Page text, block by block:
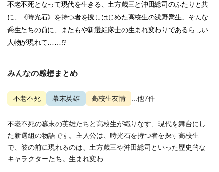
不老不死となって現代を生きる、土方歳三と沖田総司のふたりと共
に、《時光石》を持つ者を捜しはじめた高校生の浅野喬生。そんな
喬生たちの前に、またもや新選組隊士の生まれ変わりであるらしい
人物が現れて……!?
みんなの感想まとめ
不老不死 幕末英雄 高校生友情 ...他7件
不老不死の幕末の英雄たちと高校生が織りなす、現代を舞台にし
た新選組の物語です。主人公は、時光石を持つ者を探す高校生
で、彼の前に現れるのは、土方歳三や沖田総司といった歴史的な
キャラクターたち。生まれ変わ...